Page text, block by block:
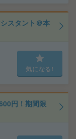
スタント＠本
気になる!
円！期間限